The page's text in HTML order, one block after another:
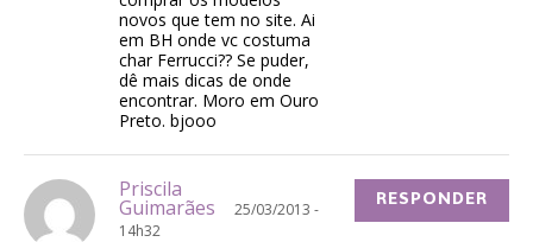
novos que tem no site. Ai
em BH onde vc costuma
char Ferrucci?? Se puder,
dê mais dicas de onde
encontrar. Moro em Ouro
Preto. bjooo
Priscila
Guimarães
25/03/2013 -
14h32
RESPONDER